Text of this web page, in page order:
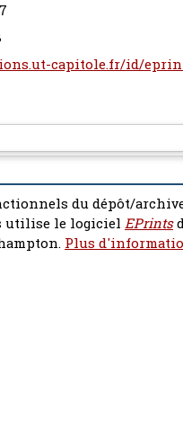
capitole.fr/id/
du dépôt/
utilise le logiciel EPrints
Plus